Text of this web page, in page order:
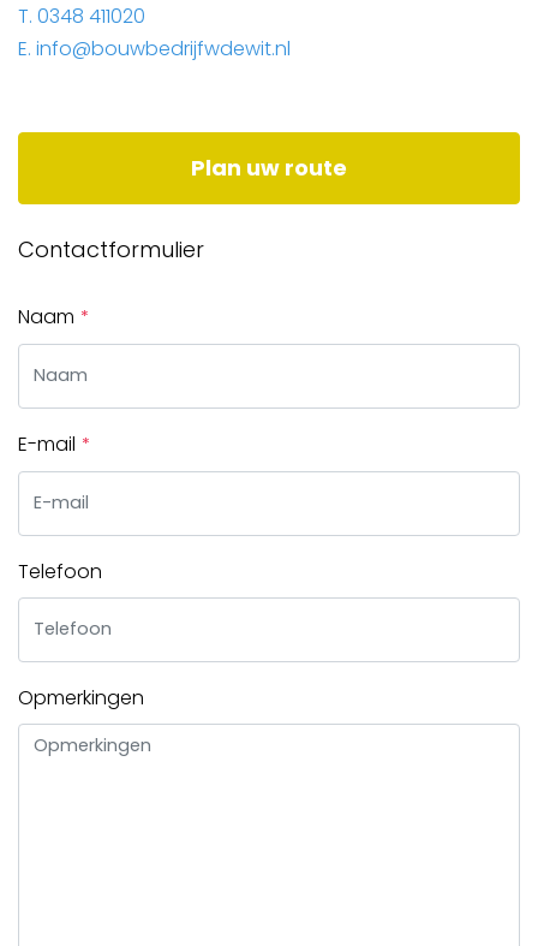
Contactformulier
Naam
E-mail
Telefoon
Opmerkingen
T. 0348 411020
E. info@bouwbedrijfwdewit.nl
Plan uw route